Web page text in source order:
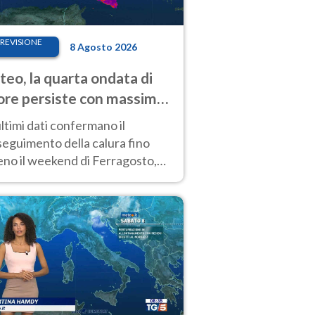
8 Agosto 2026
la quarta ondata di
persiste con massime
molto elevate
dati confermano il
della calura fino
il weekend di Ferragosto,
prossima